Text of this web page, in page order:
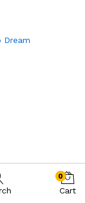
Dream
0
Cart